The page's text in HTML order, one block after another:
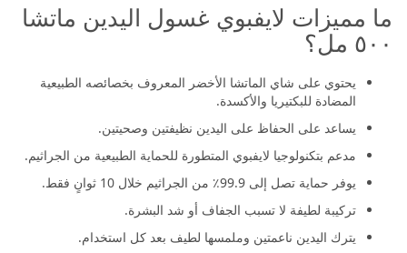
ما مميزات لايفبوي غسول اليدين ماتشا
٥٠٠ مل؟
يحتوي على شاي الماتشا الأخضر المعروف بخصائصه الطبيعية
المضادة للبكتيريا والأكسدة.
يساعد على الحفاظ على اليدين نظيفتين وصحيتين.
مدعم بتكنولوجيا لايفبوي المتطورة للحماية الطبيعية من الجراثيم.
يوفر حماية تصل إلى 99.9٪ من الجراثيم خلال 10 ثوانٍ فقط.
تركيبة لطيفة لا تسبب الجفاف أو شد البشرة.
يترك اليدين ناعمتين وملمسها لطيف بعد كل استخدام.